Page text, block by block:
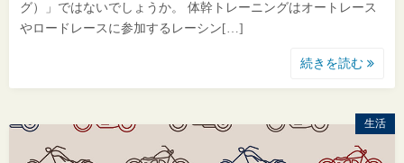
グ）」ではないでしょうか。 体幹トレーニングはオートレース
やロードレースに参加するレーシン[…]
続きを読む
生活